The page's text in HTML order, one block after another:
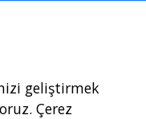
Dolmadı
geliştirmek
Çerez